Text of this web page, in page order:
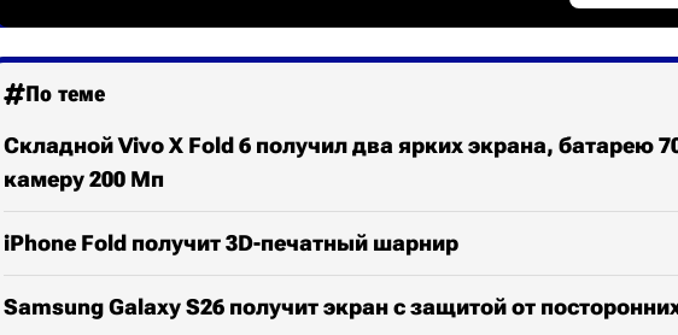
По теме
Складной Vivo X Fold 6 получил два ярких экрана, батарею
камеру 200 Мп
iPhone Fold получит 3D-печатный шарнир
Samsung Galaxy S26 получит экран с защитой от